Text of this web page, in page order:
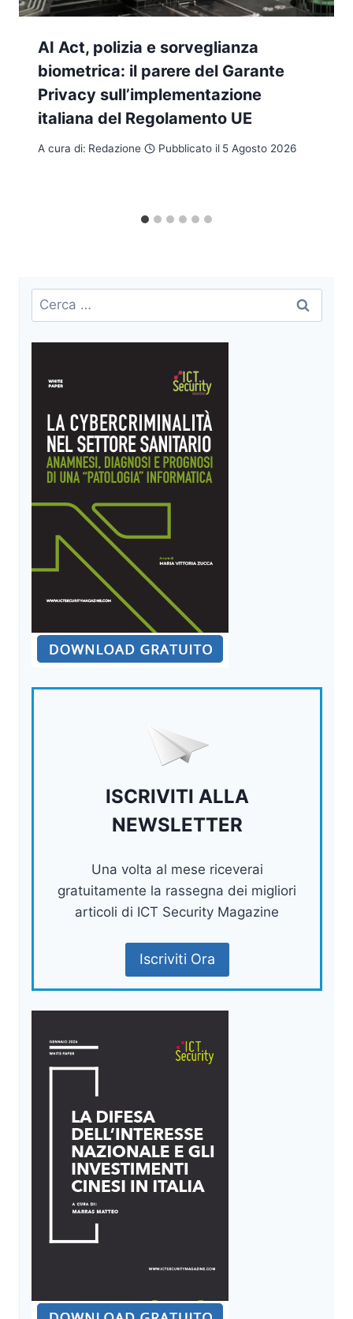
AI Act, polizia e sorveglianza
biometrica: il parere del Garante
Privacy sull’implementazione
italiana del Regolamento UE
A cura di: Redazione Pubblicato il 5 Agosto 2026
Ricerca
per:
ISCRIVITI ALLA
NEWSLETTER
Una volta al mese riceverai
gratuitamente la rassegna dei migliori
articoli di ICT Security Magazine
Iscriviti Ora